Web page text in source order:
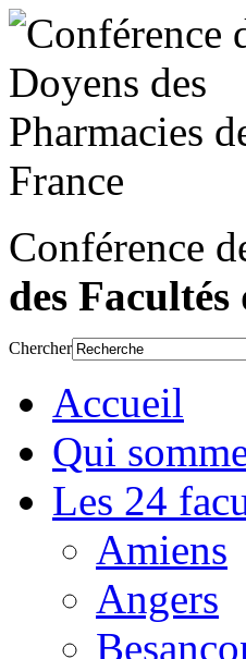
Conférence
des
Chercher
Accueil
Qui
Les 24
Amiens
Angers